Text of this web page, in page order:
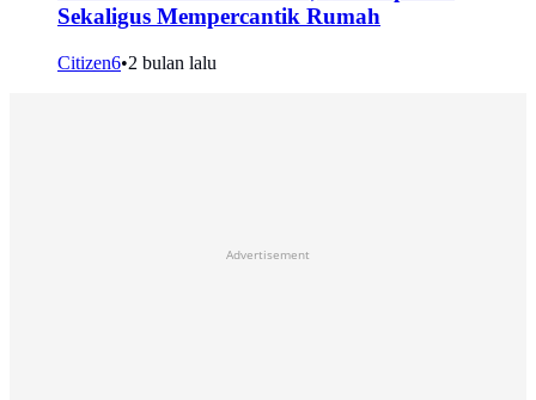
Sekaligus Mempercantik Rumah
Citizen6•2 bulan lalu
Advertisement